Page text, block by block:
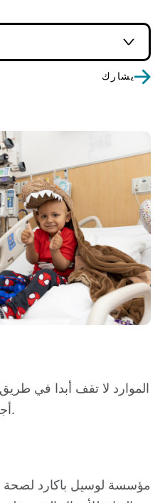
يشارك
الموارد لا تقف أبدا في طريق
الأطفال والأمهات.
مؤسسة لوسيل باكارد لصحة